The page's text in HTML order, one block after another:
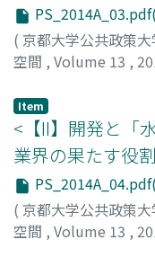
( 京都大学公共政策
空間 , Volume 13 ,
Item
<【II】開発と「
業界の果たす役
( 京都大学公共政策
空間 , Volume 13 ,